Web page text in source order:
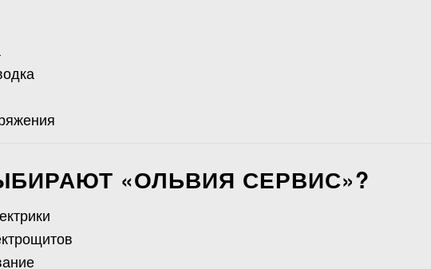
«ОЛЬВИЯ СЕРВИС»?